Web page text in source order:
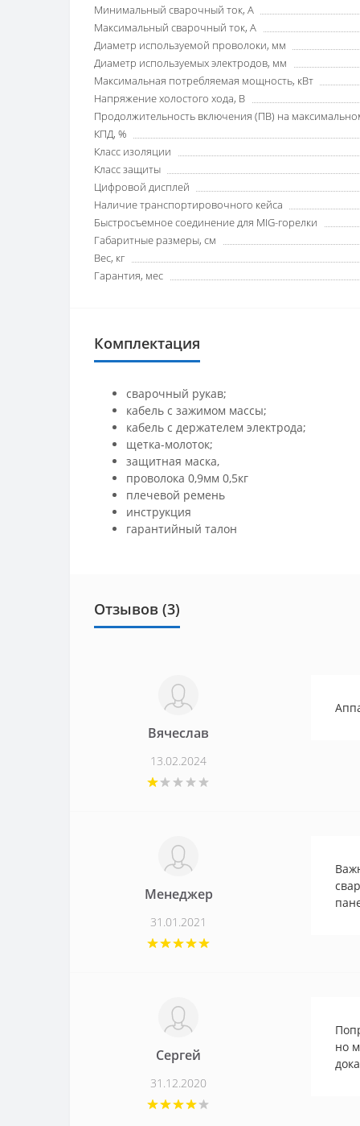
Минимальный сварочный ток, А
Максимальный сварочный ток, А
Диаметр используемой проволоки, мм
Диаметр используемых электродов, мм
Максимальная потребляемая мощность, кВт
Напряжение холостого хода, В
Продолжительность включения (ПВ) на
КПД, %
Класс изоляции
Класс защиты
Цифровой дисплей
Наличие транспортировочного кейса
Быстросъемное соединение для MIG-горелки
Габаритные размеры, см
Вес, кг
Гарантия, мес
Комплектация
сварочный рукав;
кабель с зажимом массы;
кабель с держателем электрода;
щетка-молоток;
защитная маска,
проволока 0,9мм 0,5кг
плечевой ремень
инструкция
гарантийный талон
Отзывов (3)
Вячеслав
13.02.2024
Менеджер
31.01.2021
Сергей
31.12.2020
но